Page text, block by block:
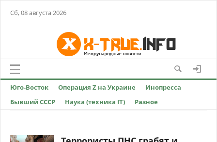
Сб, 08 августа 2026
Юго-Восток Операция Z на Украине
Инопресса
Бывший СССР
Наука (техника IT) Разное